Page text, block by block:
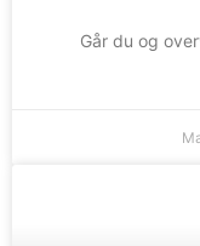
Går du og